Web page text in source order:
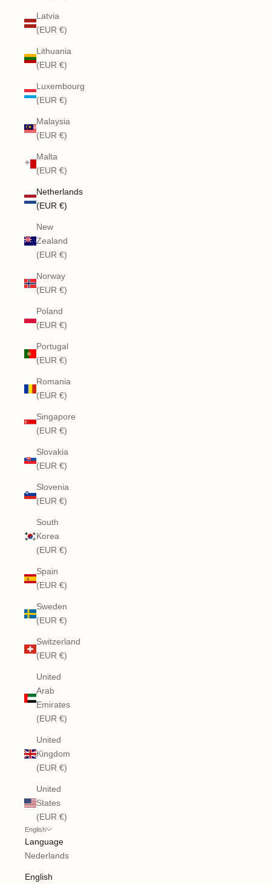
Latvia
(EUR €)
Lithuania
(EUR €)
Luxembourg
(EUR €)
Malaysia
(EUR €)
Malta
(EUR €)
Netherlands
(EUR €)
New
Zealand
(EUR €)
Norway
(EUR €)
Poland
(EUR €)
Portugal
(EUR €)
Romania
(EUR €)
Singapore
(EUR €)
Slovakia
(EUR €)
Slovenia
(EUR €)
South
Korea
(EUR €)
Spain
(EUR €)
Sweden
(EUR €)
Switzerland
(EUR €)
United
Arab
Emirates
(EUR €)
United
Kingdom
(EUR €)
United
States
(EUR €)
English
Language
Nederlands
English